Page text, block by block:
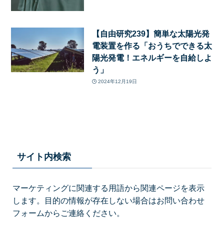
【自由研究239】簡単な太陽光発
電装置を作る「おうちでできる太
陽光発電！エネルギーを自給しよ
う」
2024年12月19日
サイト内検索
マーケティングに関連する用語から関連ページを表示
します。目的の情報が存在しない場合はお問い合わせ
フォームからご連絡ください。